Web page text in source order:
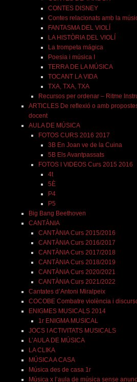
CONTES DISNEY
Contes relacionats amb la
FANTASMA DEL VIOLÍ
LA HISTÒRIA DEL VIOLÍ
La trompeta mágica
Poesia i música I
TERRA DE LA MÚSICA
TOCANT LA VIDA
TXA, TXA, TXA
Recursos per ordenar – Ritme
ARTICLES De reflexió o amb
docent
AULA DE MÚSICA
FOTOS CURS 2016 2017
3B En Joan ve de la Cuina
5B Els Avantpassats
FOTOS I VIDEOS Curs 2015 2016
4t
5È
P4
P5
Big Bang Beethoven
CANTÀNIA
CANTÀNIA Curs 2015/2016
CANTÀNIA Curs 2016/2017
CANTÀNIA Curs 2017/2018
CANTÀNIA Curs 2018/2019
CANTÀNIA Curs 2020/2021
CANTÀNIA Curs 2021/2022
Cantates d’Antoni Miralpeix
COCOBE Combatre violència i
ENIGMES MUSICALS 2014
1r ENIGMA MUSICAL
JOCS I ACTIVITATS MUSICALS
L’AULA DE MÚSICA
LA CLIKA
MÚSICA A CASA
Música des de casa 1r
Música x l’aula de música sense